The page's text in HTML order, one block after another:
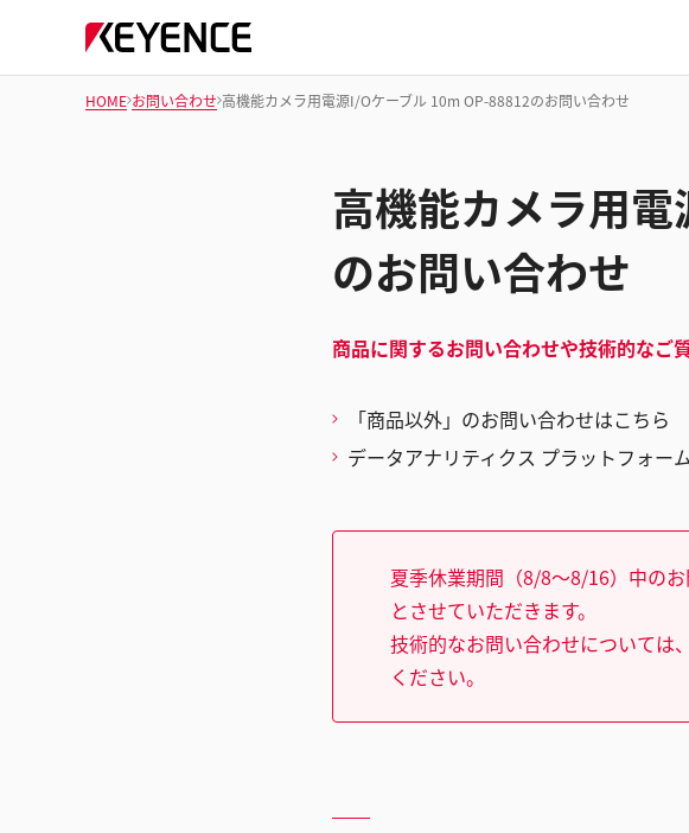
HOME お問い合わせ 高機能カメラ用電源I/Oケーブル 10m OP-88812のお問い合わせ
高機能カメラ用
のお問い合わせ
商品に関するお問い合わせや技術的なご質
「商品以外」のお問い合わせはこちら
データアナリティクス プラットフォー
夏季休業期間（8/8～8/16）中の
とさせていただきます。
技術的なお問い合わせについては
ください。